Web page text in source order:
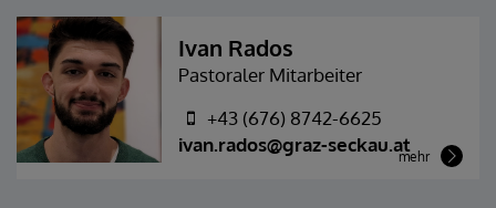
Ivan Rados
Pastoraler Mitarbeiter
+43 (676) 8742-6625
ivan.rados@graz-seckau.atmehr